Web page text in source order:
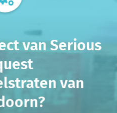
van Serious
van